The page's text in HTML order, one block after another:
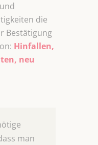
die
Bestätigung
Hinfallen,
neu
man